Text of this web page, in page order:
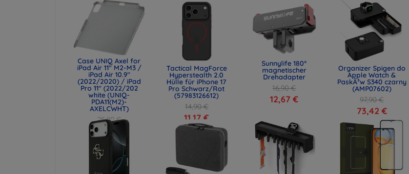
Case UNIQ Axel for
iPad Air 11" M2-M3 /
iPad Air 10.9"
(2022/2020) / iPad
Pro 11" (2022/202
white (UNIQ-
PDA11(M2)-
AXELCWHT)
25,89 €
19,42 €
Tactical MagForce
Hyperstealth 2.0
Hülle für iPhone 17
Pro Schwarz/Rot
(57983126612)
14,90 €
11,17 €
Sunnylife 180°
magnetischer
Drehadapter
16,90 €
12,67 €
Organizer Spigen do
Apple Watch &
PaskÃ³w S340 czarny
(AMP07602)
97,90 €
73,42 €